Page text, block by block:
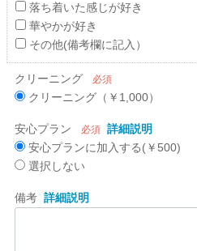
落ち着いた感じが好き
華やかが好き
その他(備考欄に記入）
クリーニング 必須
クリーニング（￥1,000）
安心プラン 必須 詳細説明
安心プランに加入する(￥500)
選択しない
備考 詳細説明